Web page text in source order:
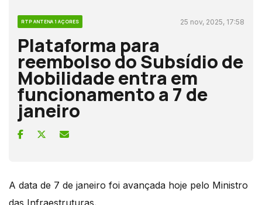
RTP ANTENA 1 AÇORES 25 nov, 2025, 17:58
Plataforma para
reembolso do Subsídio de
Mobilidade entra em
funcionamento a 7 de
janeiro
A data de 7 de janeiro foi avançada hoje pelo Ministro
das Infraestruturas.